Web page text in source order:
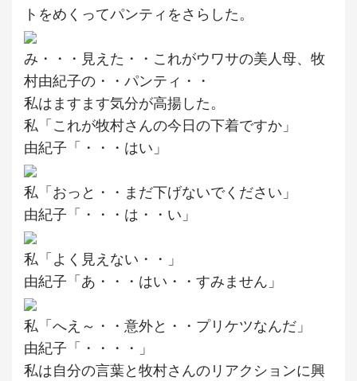
トをめくってパンティをさらした。
み・・・見えた・・これがウワサの美人母、牧
村由紀子の・・パンティ・・
私はますます気分が高揚した。
私「これが牧村さんの今日の下着ですか」
由紀子「・・・はい」
私「おっと・・まだ下げないでください」
由紀子「・・・は・・い」
私「よく見えない・・」
由紀子「あ・・・はい・・すみません」
私「へえ～・・意外と・・プリケツなんだ」
由紀子「・・・・」
私は自分の言葉と牧村さんのリアクションに興